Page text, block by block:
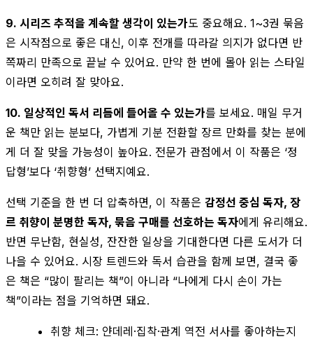
9. 시리즈 추적을 계속할 생각이 있는가도 중요해요. 1~3권 묶음
은 시작점으로 좋은 대신, 이후 전개를 따라갈 의지가 없다면 반
쪽짜리 만족으로 끝날 수 있어요. 만약 한 번에 몰아 읽는 스타일
이라면 오히려 잘 맞아요.
10. 일상적인 독서 리듬에 들어올 수 있는가를 보세요. 매일 무거
운 책만 읽는 분보다, 가볍게 기분 전환할 장르 만화를 찾는 분에
게 더 잘 맞을 가능성이 높아요. 전문가 관점에서 이 작품은 ‘정
답형’보다 ‘취향형’ 선택지예요.
선택 기준을 한 번 더 압축하면, 이 작품은 감정선 중심 독자, 장
르 취향이 분명한 독자, 묶음 구매를 선호하는 독자에게 유리해요.
반면 무난함, 현실성, 잔잔한 일상을 기대한다면 다른 도서가 더
나을 수 있어요. 시장 트렌드와 독서 습관을 함께 보면, 결국 좋
은 책은 “많이 팔리는 책”이 아니라 “나에게 다시 손이 가는
책”이라는 점을 기억하면 돼요.
취향 체크: 얀데레·집착·관계 역전 서사를 좋아하는지